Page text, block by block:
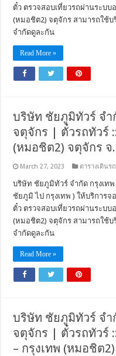
ตั๋ว ตรวจสอบเที่ยวรถผ่านระบบ
(หมอชิต2) จตุจักร สามารถใช้
จำกัดดูละกัน
Read More »
บริษัท ชัยภูมิทัวร์ จ
จตุจักร | ตั๋วรถทัวร์
(หมอชิต2) จตุจักร จ
March 27, 2023 ตารางเดินรถ
บริษัท ชัยภูมิทัวร์ จำกัด กรุงเท
ชัยภูมิ ไป กรุงเทพ ) ให้บริการจ
ตั๋ว ตรวจสอบเที่ยวรถผ่านระบบ
(หมอชิต2) จตุจักร สามารถใช้
จำกัดดูละกัน
Read More »
บริษัท ชัยภูมิทัวร์ จ
จตุจักร | ตั๋วรถทัวร์
– กรุงเทพ (หมอชิต